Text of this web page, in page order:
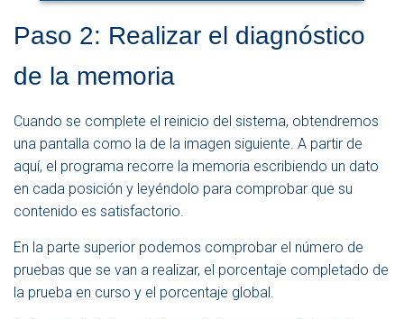
Paso 2: Realizar el diagnóstico
de la memoria
Cuando se complete el reinicio del sistema, obtendremos
una pantalla como la de la imagen siguiente. A partir de
aquí, el programa recorre la memoria escribiendo un dato
en cada posición y leyéndolo para comprobar que su
contenido es satisfactorio.
En la parte superior podemos comprobar el número de
pruebas que se van a realizar, el porcentaje completado de
la prueba en curso y el porcentaje global.